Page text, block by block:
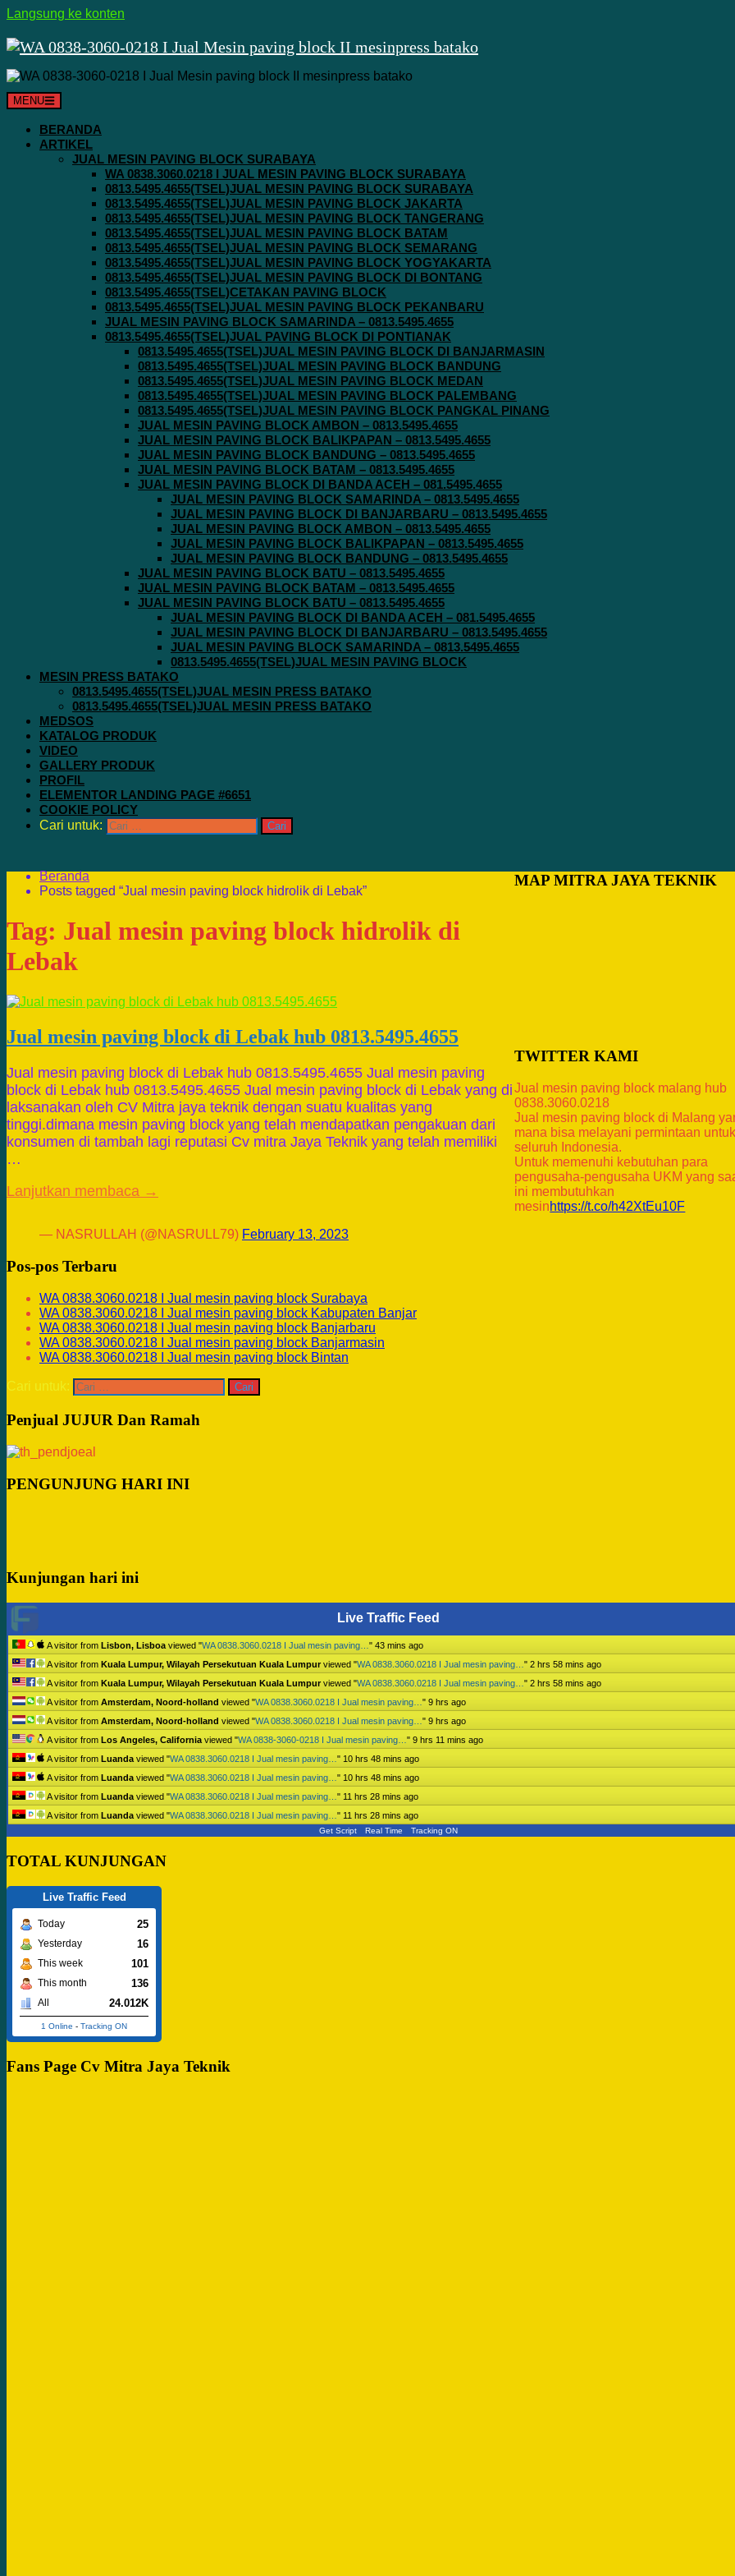
Langsung ke konten
MENU
BERANDA
ARTIKEL
JUAL MESIN PAVING BLOCK SURABAYA
WA 0838.3060.0218 I JUAL MESIN PAVING BLOCK SURABAYA
0813.5495.4655(TSEL)JUAL MESIN PAVING BLOCK SURABAYA
0813.5495.4655(TSEL)JUAL MESIN PAVING BLOCK JAKARTA
0813.5495.4655(TSEL)JUAL MESIN PAVING BLOCK TANGERANG
0813.5495.4655(TSEL)JUAL MESIN PAVING BLOCK BATAM
0813.5495.4655(TSEL)JUAL MESIN PAVING BLOCK SEMARANG
0813.5495.4655(TSEL)JUAL MESIN PAVING BLOCK YOGYAKARTA
0813.5495.4655(TSEL)JUAL MESIN PAVING BLOCK DI BONTANG
0813.5495.4655(TSEL)CETAKAN PAVING BLOCK
0813.5495.4655(TSEL)JUAL MESIN PAVING BLOCK PEKANBARU
JUAL MESIN PAVING BLOCK SAMARINDA – 0813.5495.4655
0813.5495.4655(TSEL)JUAL PAVING BLOCK DI PONTIANAK
0813.5495.4655(TSEL)JUAL MESIN PAVING BLOCK DI BANJARMASIN
0813.5495.4655(TSEL)JUAL MESIN PAVING BLOCK BANDUNG
0813.5495.4655(TSEL)JUAL MESIN PAVING BLOCK MEDAN
0813.5495.4655(TSEL)JUAL MESIN PAVING BLOCK PALEMBANG
0813.5495.4655(TSEL)JUAL MESIN PAVING BLOCK PANGKAL PINANG
JUAL MESIN PAVING BLOCK AMBON – 0813.5495.4655
JUAL MESIN PAVING BLOCK BALIKPAPAN – 0813.5495.4655
JUAL MESIN PAVING BLOCK BANDUNG – 0813.5495.4655
JUAL MESIN PAVING BLOCK BATAM – 0813.5495.4655
JUAL MESIN PAVING BLOCK DI BANDA ACEH – 081.5495.4655
JUAL MESIN PAVING BLOCK SAMARINDA – 0813.5495.4655
JUAL MESIN PAVING BLOCK DI BANJARBARU – 0813.5495.4655
JUAL MESIN PAVING BLOCK AMBON – 0813.5495.4655
JUAL MESIN PAVING BLOCK BALIKPAPAN – 0813.5495.4655
JUAL MESIN PAVING BLOCK BANDUNG – 0813.5495.4655
JUAL MESIN PAVING BLOCK BATU – 0813.5495.4655
JUAL MESIN PAVING BLOCK BATAM – 0813.5495.4655
JUAL MESIN PAVING BLOCK BATU – 0813.5495.4655
JUAL MESIN PAVING BLOCK DI BANDA ACEH – 081.5495.4655
JUAL MESIN PAVING BLOCK DI BANJARBARU – 0813.5495.4655
JUAL MESIN PAVING BLOCK SAMARINDA – 0813.5495.4655
0813.5495.4655(TSEL)JUAL MESIN PAVING BLOCK
MESIN PRESS BATAKO
0813.5495.4655(TSEL)JUAL MESIN PRESS BATAKO
0813.5495.4655(TSEL)JUAL MESIN PRESS BATAKO
MEDSOS
KATALOG PRODUK
VIDEO
GALLERY PRODUK
PROFIL
ELEMENTOR LANDING PAGE #6651
COOKIE POLICY
Cari untuk:
Beranda
Posts tagged “Jual mesin paving block hidrolik di Lebak”
Tag: Jual mesin paving block hidrolik di
Lebak
Jual mesin paving block di Lebak hub 0813.5495.4655
Jual mesin paving block di Lebak hub 0813.5495.4655 Jual mesin paving
block di Lebak hub 0813.5495.4655 Jual mesin paving block di Lebak yang di
laksanakan oleh CV Mitra jaya teknik dengan suatu kualitas yang
tinggi.dimana mesin paving block yang telah mendapatkan pengakuan dari
konsumen di tambah lagi reputasi Cv mitra Jaya Teknik yang telah memiliki
…
Lanjutkan membaca →
MAP MITRA JAYA TEKNIK
TWITTER KAMI
Jual mesin paving block malang hub
0838.3060.0218
Jual mesin paving block di Malang
mana bisa melayani permintaan untuk
seluruh Indonesia.
Untuk memenuhi kebutuhan para
pengusaha-pengusaha UKM yang
ini membutuhkan
mesinhttps://t.co/h42XtEu10F
— NASRULLAH (@NASRULL79) February 13, 2023
Pos-pos Terbaru
WA 0838.3060.0218 I Jual mesin paving block Surabaya
WA 0838.3060.0218 I Jual mesin paving block Kabupaten Banjar
WA 0838.3060.0218 I Jual mesin paving block Banjarbaru
WA 0838.3060.0218 I Jual mesin paving block Banjarmasin
WA 0838.3060.0218 I Jual mesin paving block Bintan
Cari untuk:
Penjual JUJUR Dan Ramah
PENGUNJUNG HARI INI
Kunjungan hari ini
Live Traffic Feed
A visitor from Lisbon, Lisboa viewed "WA 0838.3060.0218 I Jual mesin paving… " 43 mins ago
A visitor from Kuala Lumpur, Wilayah Persekutuan Kuala Lumpurviewed "WA 0838.3060.0218 I Jual mesin paving… " 2 hrs 58 mins ago
A visitor from Kuala Lumpur, Wilayah Persekutuan Kuala Lumpurviewed "WA 0838.3060.0218 I Jual mesin paving… " 2 hrs 58 mins ago
A visitor from Amsterdam, Noord-holland viewed "WA 0838.3060.0218 I Jual mesin paving… " 9 hrs ago
A visitor from Amsterdam, Noord-holland viewed "WA 0838.3060.0218 I Jual mesin paving… " 9 hrs ago
A visitor from Los Angeles, California viewed "WA 0838-3060-0218 I Jual mesin paving… " 9 hrs 11 mins ago
A visitor from Luanda viewed "WA 0838.3060.0218 I Jual mesin paving… " 10 hrs 48 mins ago
A visitor from Luanda viewed "WA 0838.3060.0218 I Jual mesin paving… " 10 hrs 48 mins ago
A visitor from Luanda viewed "WA 0838.3060.0218 I Jual mesin paving… " 11 hrs 28 mins ago
A visitor from Luanda viewed "WA 0838.3060.0218 I Jual mesin paving… " 11 hrs 28 mins ago
Get Script Real Time Tracking ON
TOTAL KUNJUNGAN
Live Traffic Feed
Today 25
Yesterday 16
This week 101
This month 136
All 24.012K
1 Online - Tracking ON
Fans Page Cv Mitra Jaya Teknik